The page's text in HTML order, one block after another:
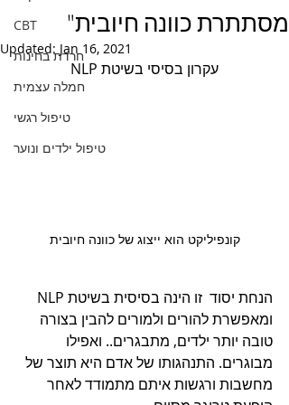
CBT
חרדת בחינות
חמלה עצמית
טיפול רגשי
טיפול ילדים ונוער
מסתתרת כוונה חיובית"
Updated: Jan 16, 2021
עקרון בסיסי בשיטת NLP
קונפיליקט הוא ייצוג של כוונה חיובית
ומאפשרת להורים ולמורים להבין בצורה
טובה יותר ילדים, מתבגרים.. ואפילו
מבוגרים. התנהגותו של אדם היא תוצר של
מחשבות ורגשות איתם מתמודד לאחר